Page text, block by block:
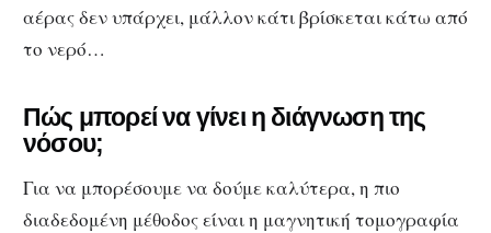
αέρας δεν υπάρχει, μάλλον κάτι βρίσκεται κάτω από
το νερό…
Πώς μπορεί να γίνει η διάγνωση της
νόσου;
Για να μπορέσουμε να δούμε καλύτερα, η πιο
διαδεδομένη μέθοδος είναι η μαγνητική τομογραφία